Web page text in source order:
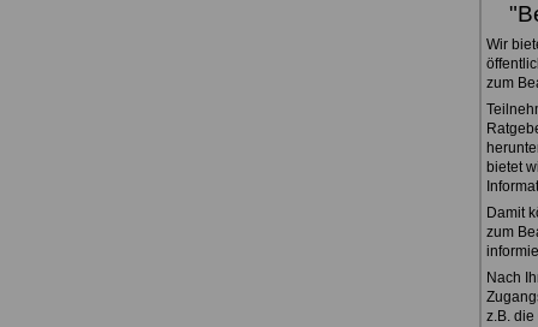
Wir
zum
bietet
Damit
zum
Nach
z.B.